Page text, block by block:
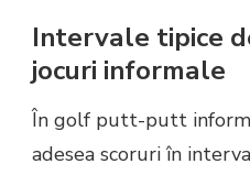
Intervale tipice
jocuri informale
În golf putt-putt
adesea scoruri în